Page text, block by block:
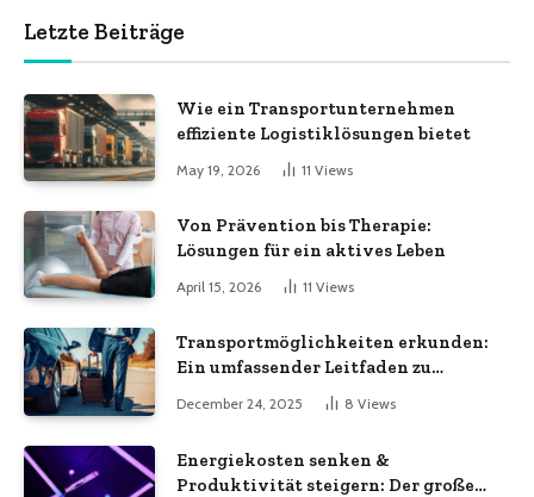
Letzte Beiträge
Wie ein Transportunternehmen
effiziente Logistiklösungen bietet
May 19, 2026 11 Views
Von Prävention bis Therapie:
Lösungen für ein aktives Leben
April 15, 2026 11 Views
Transportmöglichkeiten erkunden:
Ein umfassender Leitfaden zu
Transportdienstleistungen
December 24, 2025 8 Views
Energiekosten senken &
Produktivität steigern: Der große